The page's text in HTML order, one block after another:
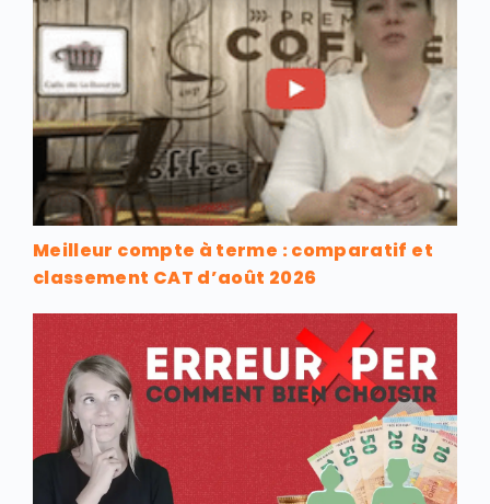
Meilleur compte à terme : comparatif et
classement CAT d’août 2026